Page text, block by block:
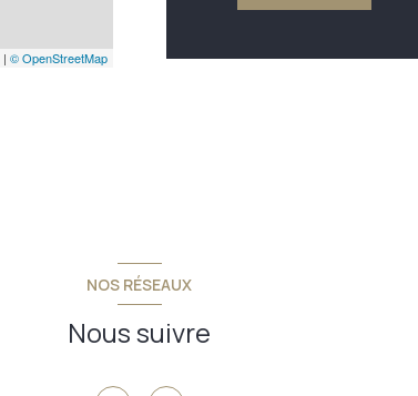
| © OpenStreetMap
NOS RÉSEAUX
Nous suivre